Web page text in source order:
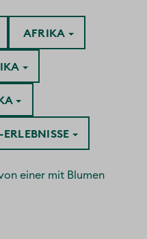
AFRIKA